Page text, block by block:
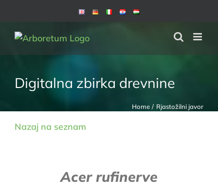
content
Digitalna zbirka drevnine
Home Rjastožilni javor
Nazaj na seznam
Acer rufinerve